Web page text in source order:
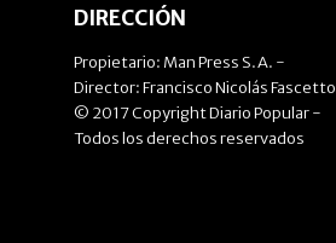
DIRECCIÓN
Propietario: Man Press S.A. -
Director: Francisco Nicolás Fascetto
© 2017 Copyright Diario Popular -
Todos los derechos reservados